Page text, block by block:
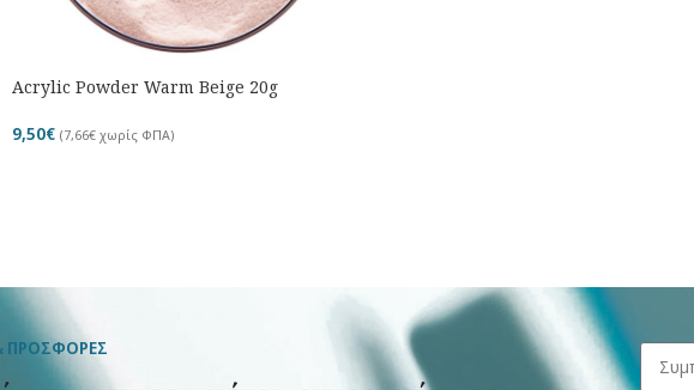
Acrylic Powder Warm Beige 20g
9,50€ (7,66€ χωρίς ΦΠΑ)
ΠΡΟΣΦΟΡΕΣ